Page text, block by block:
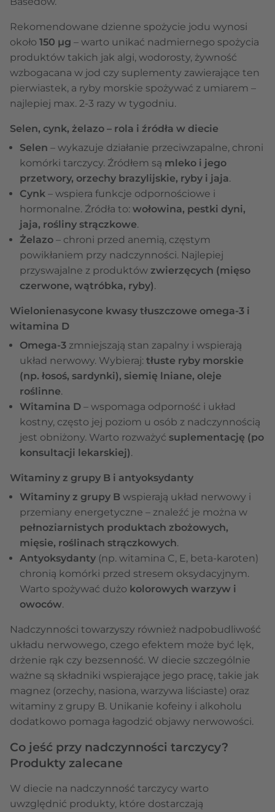
Rekomendowane dzienne spożycie jodu wynosi
około 150 μg – warto unikać nadmiernego spożycia
produktów takich jak algi, wodorosty, żywność
wzbogacana w jod czy suplementy zawierające ten
pierwiastek, a ryby morskie spożywać z umiarem –
najlepiej max. 2-3 razy w tygodniu.
Selen, cynk, żelazo – rola i źródła w diecie
Selen – wykazuje działanie przeciwzapalne, chroni
komórki tarczycy. Źródłem są mleko i jego
przetwory, orzechy brazylijskie, ryby i jaja.
Cynk – wspiera funkcje odpornościowe i
hormonalne. Źródła to: wołowina, pestki dyni,
jaja, rośliny strączkowe.
Żelazo – chroni przed anemią, częstym
powikłaniem przy nadczynności. Najlepiej
przyswajalne z produktów zwierzęcych (mięso
czerwone, wątróbka, ryby).
Wielonienasycone kwasy tłuszczowe omega-3 i
witamina D
Omega-3 zmniejszają stan zapalny i wspierają
układ nerwowy. Wybieraj: tłuste ryby morskie
(np. łosoś, sardynki), siemię lniane, oleje
roślinne.
Witamina D – wspomaga odporność i układ
kostny, często jej poziom u osób z nadczynnością
jest obniżony. Warto rozważyć suplementację (po
konsultacji lekarskiej).
Witaminy z grupy B i antyoksydanty
Witaminy z grupy B wspierają układ nerwowy i
przemiany energetyczne – znaleźć je można w
pełnoziarnistych produktach zbożowych,
mięsie, roślinach strączkowych.
Antyoksydanty (np. witamina C, E, beta-karoten)
chronią komórki przed stresem oksydacyjnym.
Warto spożywać dużo kolorowych warzyw i
owoców.
Nadczynności towarzyszy również nadpobudliwość
układu nerwowego, czego efektem może być lęk,
drżenie rąk czy bezsenność. W diecie szczególnie
ważne są składniki wspierające jego pracę, takie jak
magnez (orzechy, nasiona, warzywa liściaste) oraz
witaminy z grupy B. Unikanie kofeiny i alkoholu
dodatkowo pomaga łagodzić objawy nerwowości.
Co jeść przy nadczynności tarczycy?
Produkty zalecane
W diecie na nadczynność tarczycy warto
uwzględnić produkty, które dostarczają